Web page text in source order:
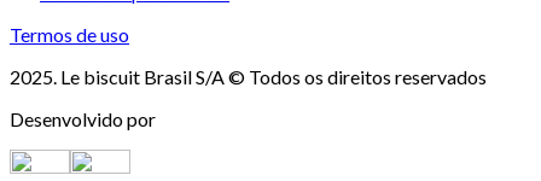
Termos de uso
2025. Le biscuit Brasil S/A © Todos os direitos reservados
Desenvolvido por